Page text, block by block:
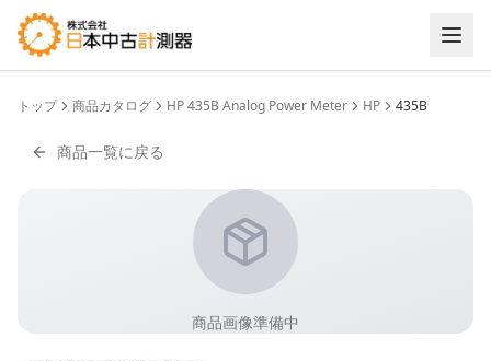
トップ 商品カタログ HP 435B Analog Power Meter HP 435B
商品一覧に戻る
商品画像準備中